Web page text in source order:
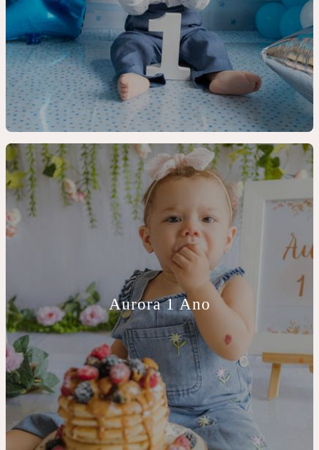
Aurora 1 Ano